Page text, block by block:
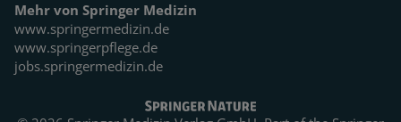
Mehr von Springer Medizin
www.springermedizin.de
www.springerpflege.de
jobs.springermedizin.de